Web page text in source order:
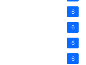
6
6
6
6